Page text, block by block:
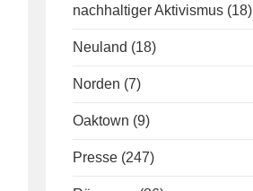
nachhaltiger Aktivismus (18)
Neuland (18)
Norden (7)
Oaktown (9)
Presse (247)